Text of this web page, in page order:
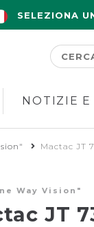
SELEZIONA
NOTIZIE E
Mactac JT
Way Vision"
JT